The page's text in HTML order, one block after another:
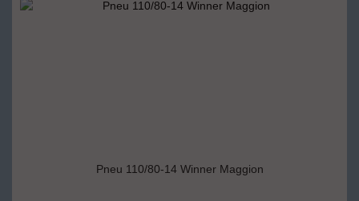
Pneu 110/80-14 Winner Maggion